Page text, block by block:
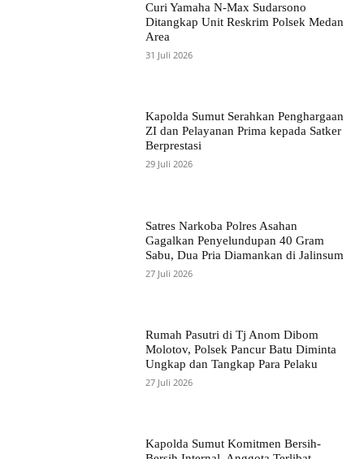
Curi Yamaha N-Max Sudarsono
Ditangkap Unit Reskrim Polsek Medan
Area
31 Juli 2026
Kapolda Sumut Serahkan Penghargaan
ZI dan Pelayanan Prima kepada Satker
Berprestasi
29 Juli 2026
Satres Narkoba Polres Asahan
Gagalkan Penyelundupan 40 Gram
Sabu, Dua Pria Diamankan di Jalinsum
27 Juli 2026
Rumah Pasutri di Tj Anom Dibom
Molotov, Polsek Pancur Batu Diminta
Ungkap dan Tangkap Para Pelaku
27 Juli 2026
Kapolda Sumut Komitmen Bersih-